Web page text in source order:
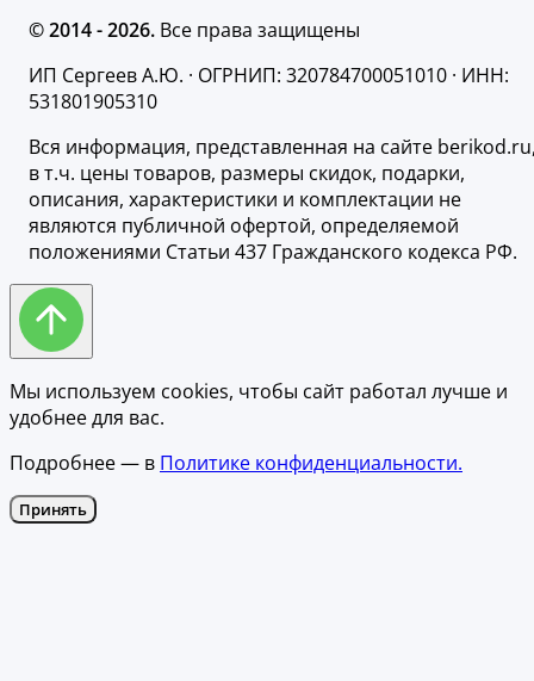
© 2014 - 2026. Все права защищены
ИП Сергеев А.Ю. · ОГРНИП: 320784700051010 · ИНН:
531801905310
Вся информация, представленная на сайте
в т.ч. цены товаров, размеры скидок, подарки,
описания, характеристики и комплектации не
являются публичной офертой, определяемой
положениями Статьи 437 Гражданского кодекса РФ.
Мы используем cookies, чтобы сайт работал лучше и
удобнее для вас.
Подробнее — в Политике конфиденциальности.
Принять